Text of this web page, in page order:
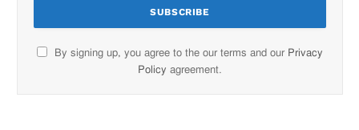
By signing up, you agree to the our terms and our Privacy
Policy agreement.